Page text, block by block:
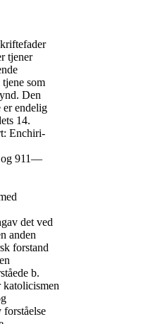
tjener
som
Den
endelig
14.
Enchiri-
og 911—
det ved
anden
forstand
b.